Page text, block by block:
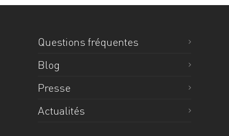
Questions fréquentes
Blog
Presse
Actualités